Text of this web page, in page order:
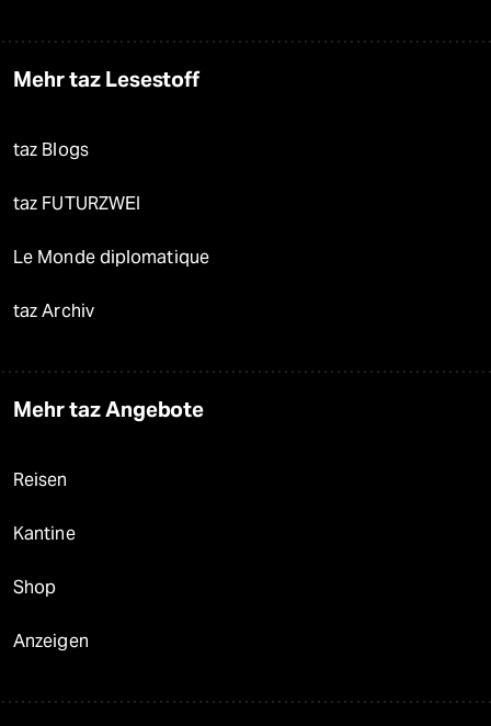
Mehr taz Lesestoff
taz Blogs
taz FUTURZWEI
Le Monde diplomatique
taz Archiv
Mehr taz Angebote
Reisen
Kantine
Shop
Anzeigen